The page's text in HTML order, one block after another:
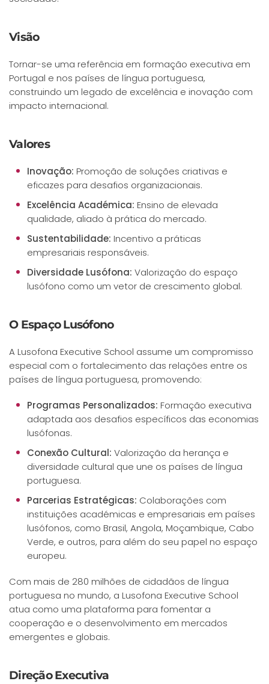
Visão
Tornar-se uma referência em formação executiva em
Portugal e nos países de língua portuguesa,
construindo um legado de excelência e inovação com
impacto internacional.
Valores
Inovação: Promoção de soluções criativas e
eficazes para desafios organizacionais.
Excelência Académica: Ensino de elevada
qualidade, aliado à prática do mercado.
Sustentabilidade: Incentivo a práticas
empresariais responsáveis.
Diversidade Lusófona: Valorização do espaço
lusófono como um vetor de crescimento global.
O Espaço Lusófono
A Lusofona Executive School assume um compromisso
especial com o fortalecimento das relações entre os
países de língua portuguesa, promovendo:
Programas Personalizados: Formação executiva
adaptada aos desafios específicos das economias
lusófonas.
Conexão Cultural: Valorização da herança e
diversidade cultural que une os países de língua
portuguesa.
Parcerias Estratégicas: Colaborações com
instituições académicas e empresariais em países
lusófonos, como Brasil, Angola, Moçambique, Cabo
Verde, e outros, para além do seu papel no espaço
europeu.
Com mais de 280 milhões de cidadãos de língua
portuguesa no mundo, a Lusofona Executive School
atua como uma plataforma para fomentar a
cooperação e o desenvolvimento em mercados
emergentes e globais.
Direção Executiva